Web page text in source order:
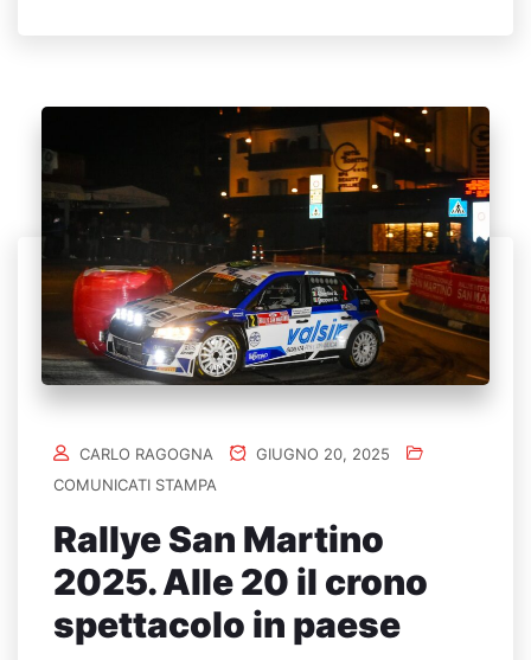
CARLO RAGOGNA
GIUGNO 20, 2025
COMUNICATI STAMPA
Rallye San Martino
2025. Alle 20 il crono
spettacolo in paese